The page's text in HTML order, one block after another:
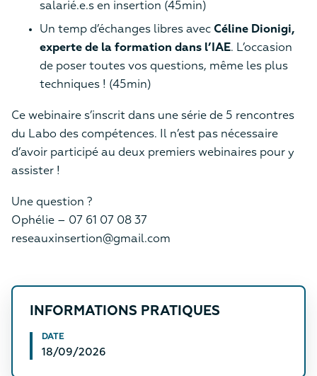
salarié.e.s en insertion (45min)
Un temp d’échanges libres avec Céline Dionigi,
experte de la formation dans l’IAE. L’occasion
de poser toutes vos questions, même les plus
techniques ! (45min)
Ce webinaire s’inscrit dans une série de 5 rencontres
du Labo des compétences. Il n’est pas nécessaire
d’avoir participé au deux premiers webinaires pour y
assister !
Une question ?
Ophélie – 07 61 07 08 37
reseauxinsertion@gmail.com
INFORMATIONS PRATIQUES
DATE
18/09/2026